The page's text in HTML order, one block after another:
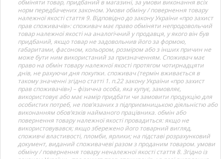
обміняти товар, придбаний в магазині, за умови виконання всіх
норм передбачених законом. Умови обміну / повернення товару
належної якості стаття 9. Відповідно до закону України «про захист
прав споживачів»: споживач має право обміняти непродовольчий
товар належної якості на аналогічний у продавця, у якого він був
придбаний, якщо товар не задовольнив його за формою,
габаритами, фасоном, кольором, розміром або з інших причин не
може бути ним використаний за призначенням. Споживач має
право на обмін товару належної якості протягом чотирнадцяти
днів, не рахуючи дня покупки. споживач (термін вживається в
такому значенні згідно статті 1. п.22 закону України «про захист
прав споживачів») – фізична особа, яка купує, замовляє,
використовує або має намір придбати чи замовити продукцію для
особистих потреб, не пов’язаних з підприємницькою діяльністю або
виконанням обов’язків найманого працівника. обмін або
повернення товару належної якості провадиться: якщо не
використовувався; якщо збережено його товарний вигляд,
споживчі властивості, пломби, ярлики; на підставі розрахунковий
документ, виданий споживачеві разом з проданим товаром. умови
обміну / повернення товару неналежної якості стаття 8. Згідно із